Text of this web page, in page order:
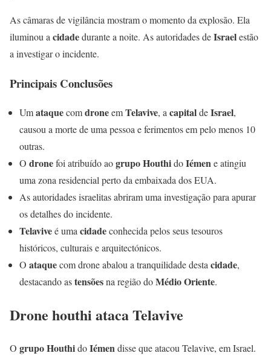
As câmaras de vigilância mostram o momento da explosão. Ela
iluminou a cidadedurante a noite. As autoridades deIsraelestão
a investigar o incidente.
Principais Conclusões
UmataquecomdroneemTelavive, acapitaldeIsrael,
causou a morte de uma pessoa e ferimentos em pelo menos 10
outras.
O dronefoi atribuído aogrupo HouthidoIémene atingiu
uma zona residencial perto da embaixada dos EUA.
As autoridades israelitas abriram uma investigação para apurar
os detalhes do incidente.
Telaviveé umacidadeconhecida pelos seus tesouros
históricos, culturais e arquitectónicos.
O ataquecom drone abalou a tranquilidade destacidade,
destacando astensõesna região doMédio Oriente.
Drone houthi ataca Telavive
O grupo HouthidoIémendisse que atacou Telavive, em Israel.